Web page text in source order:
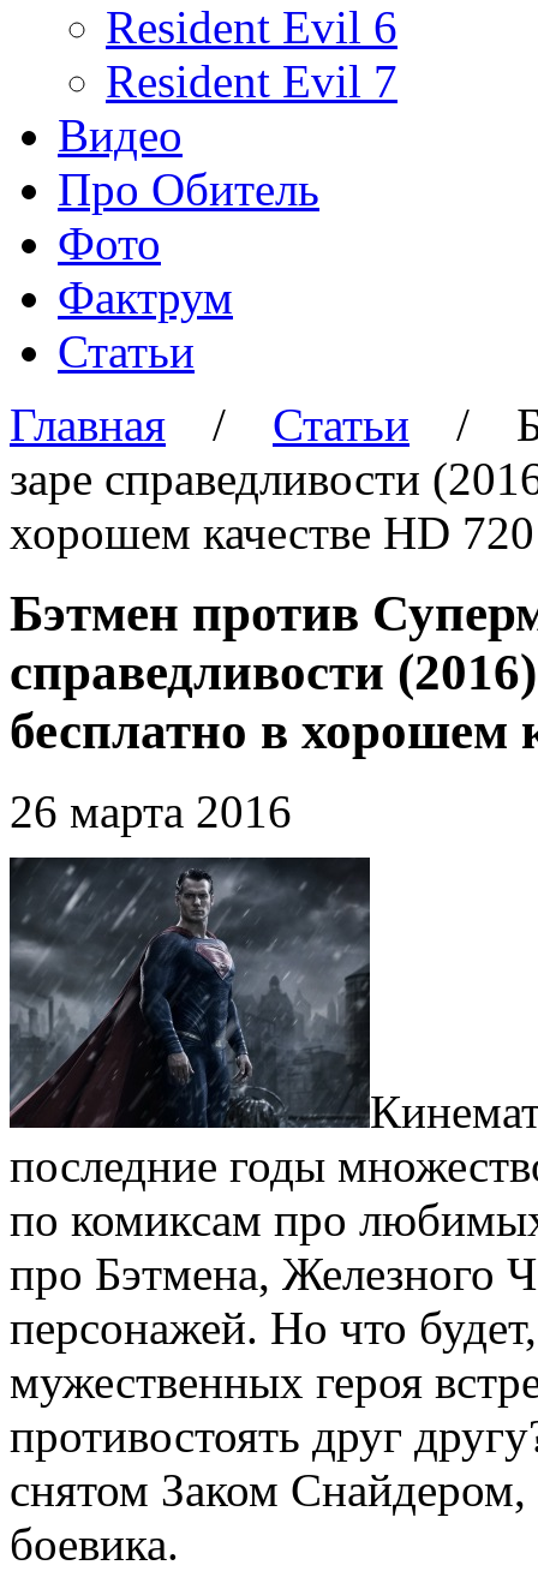
Resident Evil 6
Resident Evil 7
Видео
Про Обитель
Фото
Фактрум
Статьи
Главная / Статьи /
заре справедливости
хорошем качестве HD 720
Бэтмен против
справедливости
бесплатно в хорошем
26 марта 2016
последние годы
по комиксам про
про Бэтмена, Железного
персонажей. Но что
мужественных героя
противостоять друг
снятом Заком
боевика.